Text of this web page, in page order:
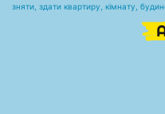
зняти, здати квартиру, кімнату,